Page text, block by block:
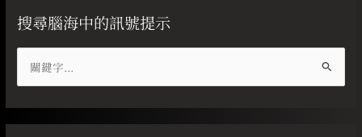
搜尋腦海中的訊號提示
尋
關